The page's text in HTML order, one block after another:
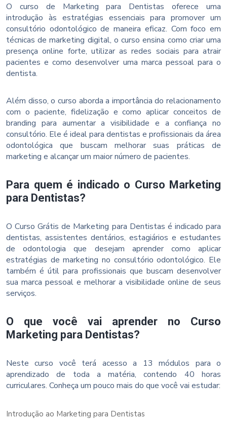
O curso de Marketing para Dentistas oferece uma
introdução às estratégias essenciais para promover um
consultório odontológico de maneira eficaz. Com foco em
técnicas de marketing digital, o curso ensina como criar uma
presença online forte, utilizar as redes sociais para atrair
pacientes e como desenvolver uma marca pessoal para o
dentista.
Além disso, o curso aborda a importância do relacionamento
com o paciente, fidelização e como aplicar conceitos de
branding para aumentar a visibilidade e a confiança no
consultório. Ele é ideal para dentistas e profissionais da área
odontológica que buscam melhorar suas práticas de
marketing e alcançar um maior número de pacientes.
Para quem é indicado o Curso Marketing
para Dentistas?
O Curso Grátis de Marketing para Dentistas é indicado para
dentistas, assistentes dentários, estagiários e estudantes
de odontologia que desejam aprender como aplicar
estratégias de marketing no consultório odontológico. Ele
também é útil para profissionais que buscam desenvolver
sua marca pessoal e melhorar a visibilidade online de seus
serviços.
O que você vai aprender no Curso
Marketing para Dentistas?
Neste curso você terá acesso a 13 módulos para o
aprendizado de toda a matéria, contendo 40 horas
curriculares. Conheça um pouco mais do que você vai estudar:
Introdução ao Marketing para Dentistas